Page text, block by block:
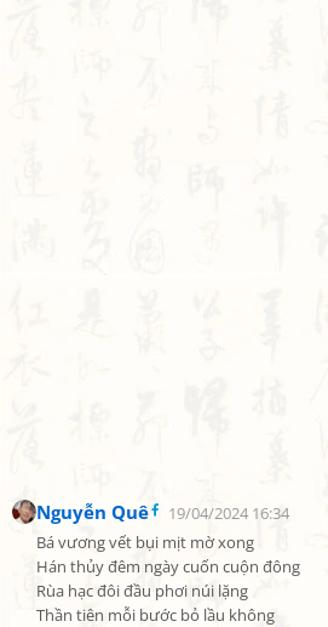
Nguyễn Quê
19/04/2024 16:34
Bá vương vết bụi mịt mờ xong
Hán thủy đêm ngày cuốn cuộn đông
Rùa hạc đôi đầu phơi núi lặng
Thần tiên mỗi bước bỏ lầu không